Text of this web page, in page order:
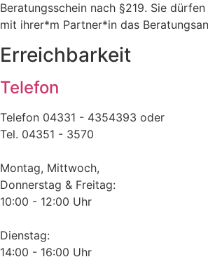
Beratungsschein nach §219. Sie
mit ihrer*m Partner*in das
Erreichbarkeit
Telefon
Telefon 04331 - 4354393 oder
Tel. 04351 - 3570
Montag, Mittwoch,
Donnerstag & Freitag:
10:00 - 12:00 Uhr
Dienstag:
14:00 - 16:00 Uhr